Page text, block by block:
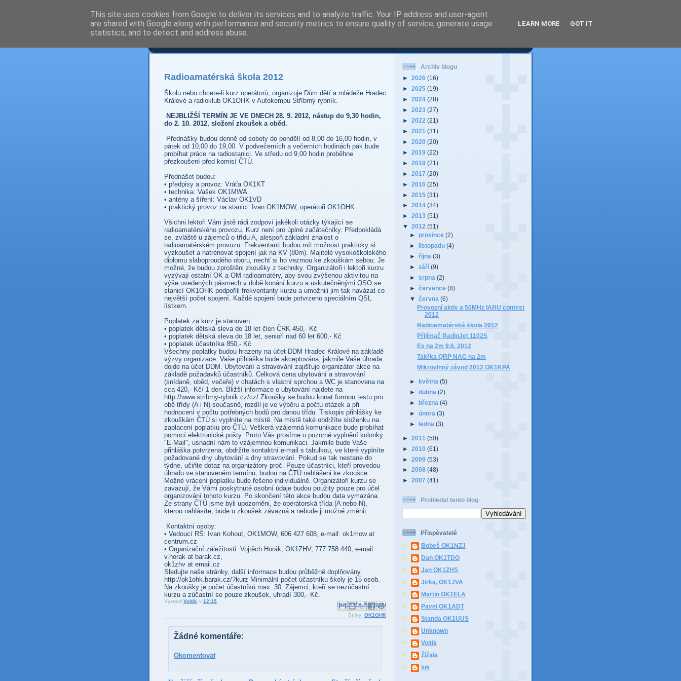
Prdec - Pardubice Hradec
Radioamatérská škola 2012
Školu nebo chcete-li kurz operátorů, organizuje Dům dětí a mládeže Hradec
Králové a radioklub OK1OHK v Autokempu Stříbrný rybník.
NEJBLIŽŠÍ TERMÍN JE VE DNECH 28. 9. 2012, nástup do 9,30 hodin,
do 2. 10. 2012, složení zkoušek a oběd.
Přednášky budou denně od soboty do pondělí od 8,00 do 16,00 hodin, v
pátek od 10,00 do 19,00. V podvečerních a večerních hodinách pak bude
probíhat práce na radiostanici. Ve středu od 9,00 hodin proběhne
přezkoušení před komisí ČTÚ.
Přednášet budou:
• předpisy a provoz: Vráťa OK1KT
• technika: Vašek OK1MWA
• antény a šíření: Václav OK1VD
• praktický provoz na stanici: Ivan OK1MOW, operátoři OK1OHK
Všichni lektoři Vám jistě rádi zodpoví jakékoli otázky týkající se
radioamatérského provozu. Kurz není pro úplné začátečníky. Předpokládá
se, zvláště u zájemců o třídu A, alespoň základní znalost o
radioamatérském provozu. Frekventanti budou mít možnost prakticky si
vyzkoušet a natrénovat spojení jak na KV (80m). Majitelé vysokoškolského
diplomu slaboproudého oboru, nechť si ho vezmou ke zkouškám sebou. Je
možné, že budou zproštěni zkoušky z techniky. Organizátoři i lektoři kurzu
vyzývají ostatní OK a OM radioamatéry, aby svou zvýšenou aktivitou na
výše uvedených pásmech v době konání kurzu a uskutečněnými QSO se
stanicí OK1OHK podpořili frekventanty kurzu a umožnili jim tak navázat co
největší počet spojení. Každé spojení bude potvrzeno speciálním QSL
lístkem.
Poplatek za kurz je stanoven:
• poplatek dětská sleva do 18 let člen ČRK 450,- Kč
• poplatek dětská sleva do 18 let, senioři nad 60 let 600,- Kč
• poplatek účastníka 850,- Kč
Všechny poplatky budou hrazeny na účet DDM Hradec Králové na základě
výzvy organizace. Vaše přihláška bude akceptována, jakmile Vaše úhrada
dojde na účet DDM. Ubytování a stravování zajišťuje organizátor akce na
základě požadavků účastníků. Celková cena ubytování a stravování
(snídaně, oběd, večeře) v chatách s vlastní sprchou a WC je stanovena na
cca 420,- Kč/ 1 den. Bližší informace o ubytování najdete na
http://www.stribrny-rybnik.cz/cz/ Zkoušky se budou konat formou testu pro
obě třídy (A i N) současně, rozdíl je ve výběru a počtu otázek a při
hodnocení v počtu potřebných bodů pro danou třídu. Tiskopis přihlášky ke
zkouškám ČTÚ si vyplníte na místě. Na místě také obdržíte složenku na
zaplacení poplatku pro ČTÚ. Veškerá vzájemná komunikace bude probíhat
pomocí elektronické pošty. Proto Vás prosíme o pozorné vyplnění kolonky
"E-Mail", usnadní nám to vzájemnou komunikaci. Jakmile bude Vaše
přihláška potvrzena, obdržíte kontaktní e-mail s tabulkou, ve které vyplníte
požadované dny ubytování a dny stravování. Pokud se tak nestane do
týdne, učiňte dotaz na organizátory proč. Pouze účastníci, kteří provedou
úhradu ve stanoveném termínu, budou na ČTÚ nahlášeni ke zkoušce.
Možné vrácení poplatku bude řešeno individuálně. Organizátoři kurzu se
zavazují, že Vámi poskytnuté osobní údaje budou použity pouze pro účel
organizování tohoto kurzu. Po skončení této akce budou data vymazána.
Ze strany ČTÚ jsme byli upozorněni, že operátorská třída (A nebo N),
kterou nahlásíte, bude u zkoušek závazná a nebude ji možné změnit.
Kontaktní osoby:
• Vedoucí RŠ: Ivan Kohout, OK1MOW, 606 427 608, e-mail: ok1mow at
centrum.cz
• Organizační záležitosti: Vojtěch Horák, OK1ZHV, 777 758 440, e-mail:
v.horak at barak.cz,
ok1zhv at email.cz
Sledujte naše stránky, další informace budou průběžně doplňovány.
http://ok1ohk.barak.cz/?kurz Minimální počet účastníku školy je 15 osob.
Na zkoušky je počet účastníků max. 30. Zájemci, kteří se nezúčastní
kurzu a zúčastní se pouze zkoušek, uhradí 300,- Kč.
Vystavil Vojtik v 12:15 Odeslat e-mailemBlogThis!
Sdílet na X
Sdílet ve službě Facebook
Sdílet na Pinterestu
Štítky: OK1OHK
Žádné komentáře:
Okomentovat
Archiv blogu
► 2026 (16)
► 2025 (19)
► 2024 (28)
► 2023 (27)
► 2022 (21)
► 2021 (31)
► 2020 (20)
► 2019 (22)
► 2018 (21)
► 2017 (20)
► 2016 (25)
► 2015 (31)
► 2014 (34)
► 2013 (51)
▼ 2012 (51)
►prosince(2)
►
listopadu(4)
►října(3)
►září(9)
►srpna(2)
►července(8)
▼června(6)
Provozní aktiv a 50MHz IARU contest
2012
Radioamatérská škola 2012
Přijímač RadioJet 1102S
Es na 2m 9.6. 2012
Takřka QRP NAC na 2m
Mikrovlnný závod 2012 OK1KPA
► května(5)
►dubna(2)
► března(4)
►února(3)
► ledna(3)
► 2011 (50)
► 2010 (61)
► 2009 (53)
► 2008 (48)
► 2007 (41)
Prohledat tento blog
Přispěvatelé
Bobeš OK1NZJ
Dan OK1TDO
Jan OK1ZHS
Jirka, OK1JVA
Martin OK1ELA
Pavel OK1ADT
Standa OK1UUS
Unknown
Vojtik
Žížala
luk
This site uses cookies from Google to deliver its services and to analyze traffic. Your IP address and user-agent
are shared with Google along with performance and security metrics to ensure quality of service, generate usage
statistics, and to detect and address abuse.
LEARN MORE GOT IT